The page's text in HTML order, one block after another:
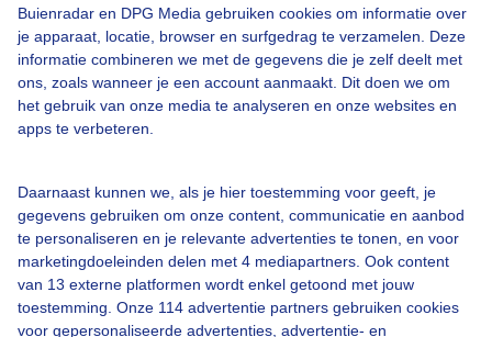
Buienradar en DPG Media gebruiken cookies om informatie over
je apparaat, locatie, browser en surfgedrag te verzamelen. Deze
informatie combineren we met de gegevens die je zelf deelt met
ons, zoals wanneer je een account aanmaakt. Dit doen we om
het gebruik van onze media te analyseren en onze websites en
apps te verbeteren.
Daarnaast kunnen we, als je hier toestemming voor geeft, je
gegevens gebruiken om onze content, communicatie en aanbod
te personaliseren en je relevante advertenties te tonen, en voor
marketingdoeleinden delen met 4 mediapartners. Ook content
van 13 externe platformen wordt enkel getoond met jouw
toestemming. Onze 114 advertentie partners gebruiken cookies
voor gepersonaliseerde advertenties, advertentie- en
Bedrijfsgegevens
Veelgestelde vragen
Contact
Gebruikersvoorwaarden
Adverteren
Buienradar Team
Privacy beleid